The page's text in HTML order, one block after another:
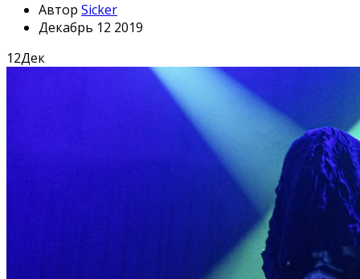
Автор Sicker
Декабрь 12 2019
12Дек